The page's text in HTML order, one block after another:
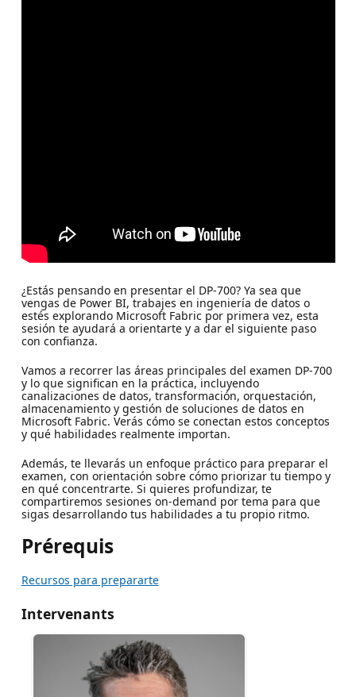
¿Estás pensando en presentar el DP-700? Ya sea que
vengas de Power BI, trabajes en ingeniería de datos o
estés explorando Microsoft Fabric por primera vez, esta
sesión te ayudará a orientarte y a dar el siguiente paso
con confianza.
Vamos a recorrer las áreas principales del examen DP-700
y lo que significan en la práctica, incluyendo
canalizaciones de datos, transformación, orquestación,
almacenamiento y gestión de soluciones de datos en
Microsoft Fabric. Verás cómo se conectan estos conceptos
y qué habilidades realmente importan.
Además, te llevarás un enfoque práctico para preparar el
examen, con orientación sobre cómo priorizar tu tiempo y
en qué concentrarte. Si quieres profundizar, te
compartiremos sesiones on-demand por tema para que
sigas desarrollando tus habilidades a tu propio ritmo.
Prérequis
Recursos para prepararte
Intervenants